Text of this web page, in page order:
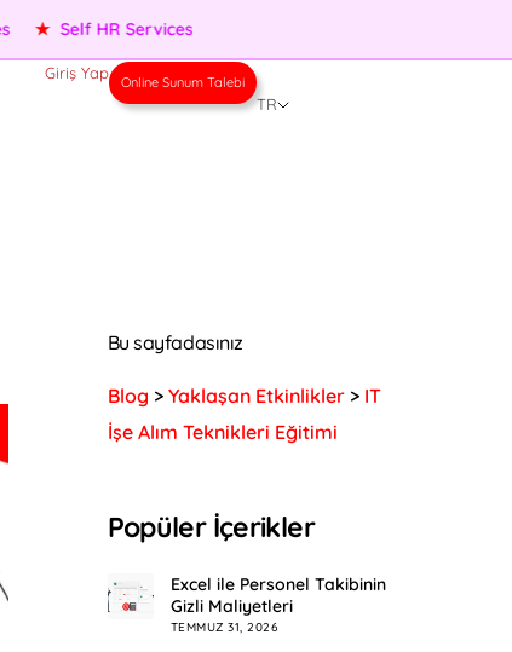
Performance Management
Giriş Yap Online Sunum Talebi
TR
Bu sayfadasınız
Blog > Yaklaşan Etkinlikler> IT
İşe Alım Teknikleri Eğitimi
Popüler İçerikler
Excel ile Personel Takibinin
Gizli Maliyetleri
TEMMUZ 31, 2026